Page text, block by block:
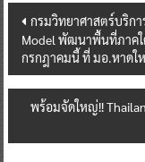
Post
navigation
กรมวิทยาศาสตร์บริกา
Model พัฒนาพื้นที่ภาคใ
กรกฎาคมนี้ ที่ มอ.หาดใ
พร้อมจัดใหญ่!!